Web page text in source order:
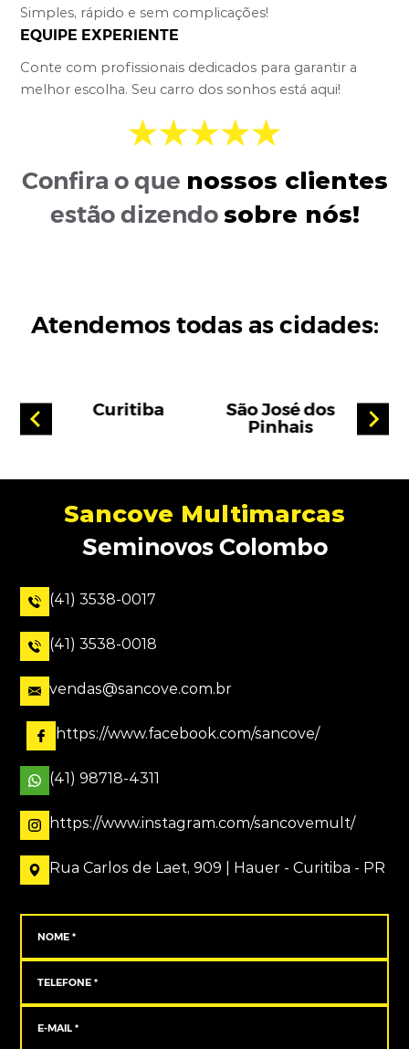
Simples, rápido e sem complicações!
EQUIPE EXPERIENTE
Conte com profissionais dedicados para garantir a
melhor escolha. Seu carro dos sonhos está aqui!
Confira o que nossos clientes
estão dizendo sobre nós!
Atendemos todas as cidades:
Curitiba
São José dos
Pinhais
Sancove Multimarcas
Seminovos Colombo
(41) 3538-0017
(41) 3538-0018
vendas@sancove.com.br
https://www.facebook.com/sancove/
(41) 98718-4311
https://www.instagram.com/sancovemult/
Rua Carlos de Laet, 909 | Hauer - Curitiba - PR